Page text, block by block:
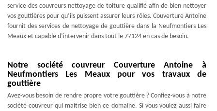
service des couvreurs nettoyage de toiture qualifié afin de bien nettoyer
vos gouttières pour qu’ils puissent assurer leurs rôles. Couverture Antoine
fournit des services de nettoyage de gouttière dans la Neufmontiers Les
Meaux et capable d’intervenir dans tout le 77124 en cas de besoin.
Notre société couvreur Couverture Antoine à
Neufmontiers Les Meaux pour vos travaux de
gouttière
Avez-vous besoin de rendre propre votre gouttière ? Confiez-vous à notre
société couvreur qui maitrise bien ce domaine. Si vous voulez aussi faire